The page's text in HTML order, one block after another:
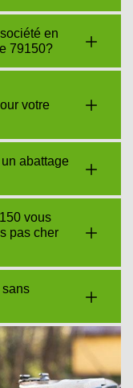
en
79150?
votre
abattage
vous
pas cher
sans